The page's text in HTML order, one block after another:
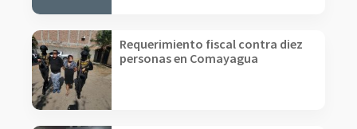
Requerimiento fiscal contra diez
personas en Comayagua